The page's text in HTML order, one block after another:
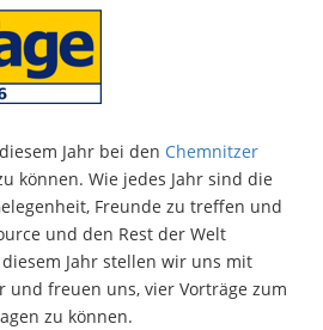
Jahr bei den Chemnitzer
können. Wie jedes Jahr sind die
Freunde zu treffen und
und den Rest der Welt
Jahr stellen wir uns mit
und freuen uns, vier Vorträge zum
zu können.